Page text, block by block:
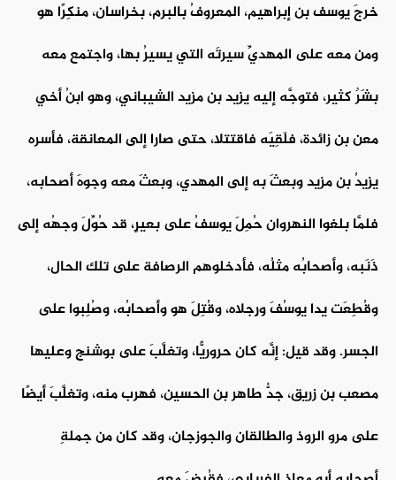
خرجَ يوسف بن إبراهيم، المعروفُ بالبرم، بخراسان، منكِرًا هو
ومن معه على المهديِّ سيرتَه التي يسيرُ بها، واجتمع معه
بشَرٌ كثير، فتوجَّه إليه يزيد بن مزيد الشيباني، وهو ابنُ أخي
معن بن زائدة، فلَقِيَه فاقتتلا، حتى صارا إلى المعانقة، فأسره
يزيدُ بن مزيد وبعثَ به إلى المهدي، وبعثَ معه وجوهَ أصحابه،
فلمَّا بلغوا النهروان حُمِلَ يوسفُ على بعيرٍ، قد حُوِّلَ وجهُه إلى
ذَنَبه، وأصحابُه مثلُه، فأدخلوهم الرصافة على تلك الحال،
وقُطِعَت يدا يوسُفَ ورِجلاه، وقُتِلَ هو وأصحابُه، وصُلِبوا على
الجسر. وقد قيل: إنَّه كان حروريًّا، وتغلَّبَ على بوشنج وعليها
مصعب بن زريق، جدُّ طاهر بن الحسين، فهرب منه، وتغلَّبَ أيضًا
على مرو الروذ والطالقان والجوزجان، وقد كان من جملةِ